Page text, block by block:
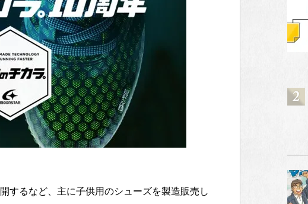
するなど、主に子供用のシューズを製造販売し